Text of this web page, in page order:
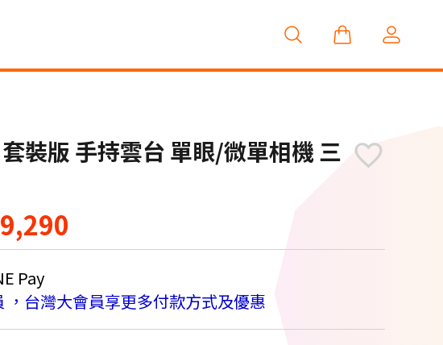
裝版 手持雲台 單眼/微單相機 三
Pay
，台灣大會員享更多付款方式及優惠